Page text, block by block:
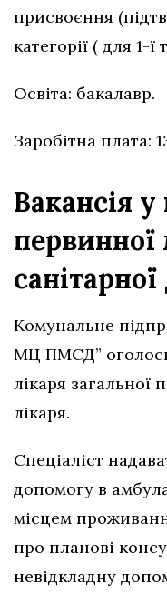
присвоєння
категорії ( для 1-ї
Освіта: бакалавр.
Заробітна плата:
Вакансія у
Комунальне
МЦ ПМСД”
лікаря загальної
лікаря.
Спеціаліст
допомогу в
місцем
про планові
невідкладну